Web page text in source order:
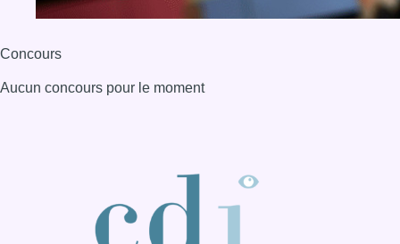
Concours
Aucun concours pour le moment